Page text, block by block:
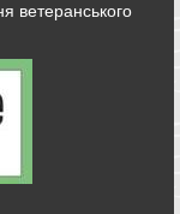
ветеранського